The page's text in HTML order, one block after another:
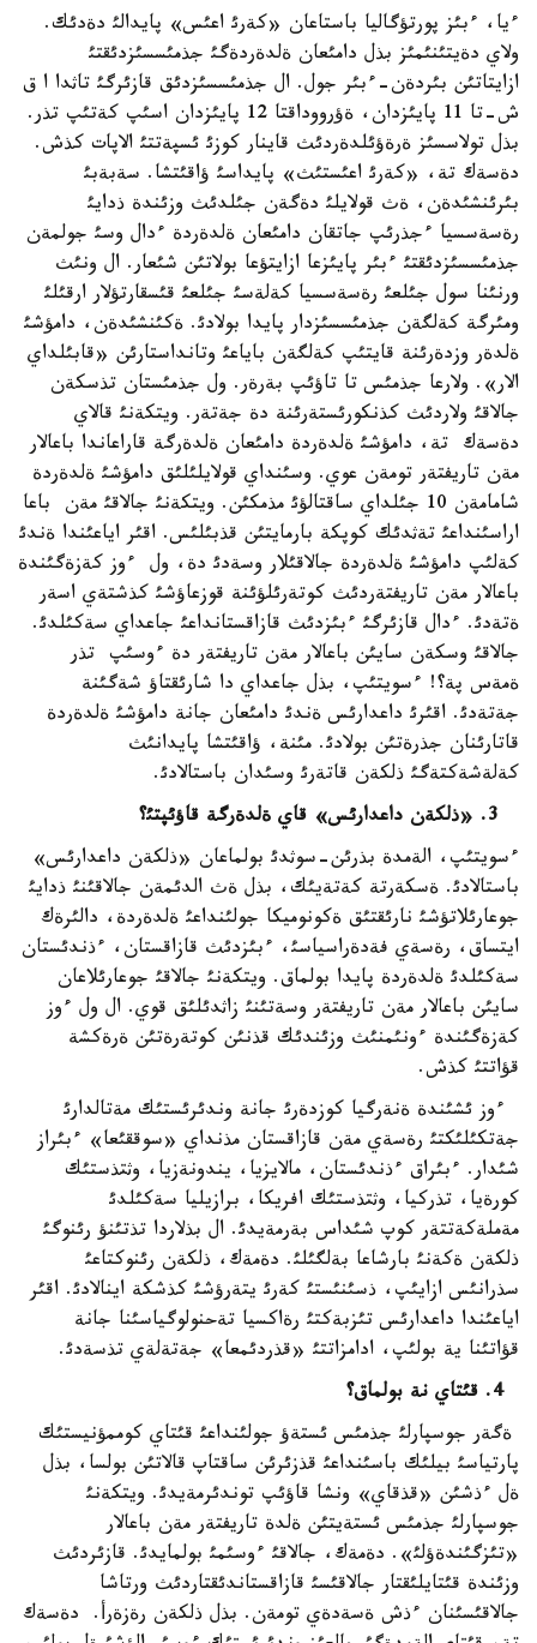
ءيا، ءبئز پورتؤگاليا باستاعان «كةرئ اعئس» پايدالئ دةدئك.
ولاي دةيتئنئمئز بذل دامئعان ةلدةردةگئ جذمئسسئزدئقتئ
ازايتاتئن بئردةن-ءبئر جول. ال جذمئسسئزدئق قازئرگئ تاثدا ا ق
ش-تا 11 پايئزدان، ةؤرووداقتا 12 پايئزدان اسئپ كةتئپ تذر.
بذل تولاسسئز ةرةؤئلدةردئث قاينار كوزئ ئسپةتتئ الاپات كذش.
دةسةك تة، «كةرئ اعئستئث» پايداسئ ؤاقئتشا. سةبةبئ
بئرئنشئدةن، ةث قولايلئ دةگةن جئلدئث وزئندة ذدايئ
رةسةسسيا ءجذرئپ جاتقان دامئعان ةلدةردة ءدال وسئ جولمةن
جذمئسسئزدئقتئ ءبئر پايئزعا ازايتؤعا بولاتئن شئعار. ال ونئث
ورنئنا سول جئلعئ رةسةسسيا كةلةسئ جئلعئ قئسقارتؤلار ارقئلئ
ومئرگة كةلگةن جذمئسسئزدار پايدا بولادئ. ةكئنشئدةن، دامؤشئ
ةلدةر وزدةرئنة قايتئپ كةلگةن باياعئ وتانداستارئن «قابئلداي
الار». ولارعا جذمئس تا تاؤئپ بةرةر. ول جذمئستان تذسكةن
جالاقئ ولاردئث كذنكورئستةرئنة دة جةتةر. ويتكةنئ قالاي
دةسةك تة، دامؤشئ ةلدةردة دامئعان ةلدةرگة قاراعاندا باعالار
مةن تاريفتةر تومةن عوي. وسئنداي قولايلئلئق دامؤشئ ةلدةردة
شامامةن 10 جئلداي ساقتالؤئ مذمكئن. ويتكةنئ جالاقئ مةن باعا
اراسئنداعئ تةثدئك كوپكة بارمايتئن قذبئلئس. اقئر اياعئندا ةندئ
كةلئپ دامؤشئ ةلدةردة جالاقئلار وسةدئ دة، ول ءوز كةزةگئندة
باعالار مةن تاريفتةردئث كوتةرئلؤئنة قوزعاؤشئ كذشتةي اسةر
ةتةدئ. ءدال قازئرگئ ءبئزدئث قازاقستانداعئ جاعداي سةكئلدئ.
جالاقئ وسكةن سايئن باعالار مةن تاريفتةر دة ءوسئپ تذر
ةمةس پة؟! ءسويتئپ، بذل جاعداي دا شارئقتاؤ شةگئنة
جةتةدئ. اقئرئ داعدارئس ةندئ دامئعان جانة دامؤشئ ةلدةردة
قاتارئنان جذرةتئن بولادئ. مئنة، ؤاقئتشا پايدانئث
كةلةشةكتةگئ ذلكةن قاتةرئ وسئدان باستالادئ.
ءسويتئپ، الةمدة بذرئن-سوثدئ بولماعان «ذلكةن داعدارئس»
باستالادئ. ةسكةرتة كةتةيئك، بذل ةث الدئمةن جالاقئنئ ذدايئ
جوعارئلاتؤشئ نارئقتئق ةكونوميكا جولئنداعئ ةلدةردة، دالئرةك
ايتساق، رةسةي فةدةراسياسئ، ءبئزدئث قازاقستان، ءذندئستان
سةكئلدئ ةلدةردة پايدا بولماق. ويتكةنئ جالاقئ جوعارئلاعان
سايئن باعالار مةن تاريفتةر وسةتئنئ زاثدئلئق قوي. ال ول ءوز
كةزةگئندة ءونئمنئث وزئندئك قذنئن كوتةرةتئن ةرةكشة
قؤاتتئ كذش.
ءوز ئشئندة ةنةرگيا كوزدةرئ جانة وندئرئستئك مةتالدارئ
جةتكئلئكتئ رةسةي مةن قازاقستان مذنداي «سوققئعا» ءبئراز
شئدار. ءبئراق ءذندئستان، مالايزيا، يندونةزيا، وثتذستئك
كورةيا، تذركيا، وثتذستئك افريكا، برازيليا سةكئلدئ
مةملةكةتتةر كوپ شئداس بةرمةيدئ. ال بذلاردا تذتئنؤ رئنوگئ
ذلكةن ةكةنئ بارشاعا بةلگئلئ. دةمةك، ذلكةن رئنوكتاعئ
سذرانئس ازايئپ، ذسئنئستئ كةرئ يتةرؤشئ كذشكة اينالادئ. اقئر
اياعئندا داعدارئس تئزبةكتئ رةاكسيا تةحنولوگياسئنا جانة
قؤاتئنا ية بولئپ، ادامزاتتئ «قذردئمعا» جةتةلةي تذسةدئ.
ةگةر جوسپارلئ جذمئس ئستةؤ جولئنداعئ قئتاي كوممؤنيستئك
پارتياسئ بيلئك باسئنداعئ قذزئرئن ساقتاپ قالاتئن بولسا، بذل
ةل ءذشئن «قذقاي» ونشا قاؤئپ توندئرمةيدئ. ويتكةنئ
جوسپارلئ جذمئس ئستةيتئن ةلدة تاريفتةر مةن باعالار
«تئزگئندةؤلئ». دةمةك، جالاقئ ءوسئمئ بولمايدئ. قازئردئث
وزئندة قئتايلئقتار جالاقئسئ قازاقستاندئقتاردئث ورتاشا
جالاقئسئنان ءذش ةسةدةي تومةن. بذل ذلكةن رةزةرأ. دةسةك